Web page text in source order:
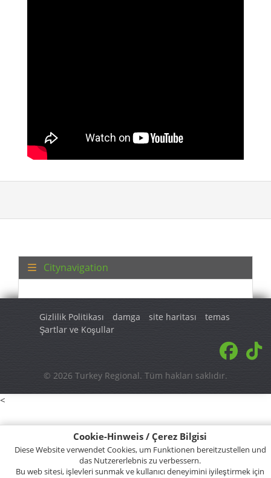
Cookie-Hinweis / Çerez Bilgisi
Diese Website verwendet Cookies, um Funktionen bereitzustellen und
das Nutzererlebnis zu verbessern.
Bu web sitesi, işlevleri sunmak ve kullanıcı deneyimini iyileştirmek için
Citynavigation
Gizlilik Politikası damga site haritası
temas
Şartlar ve Koşullar
© 2026 Turkey Regional. Tüm hakları saklıdır.
<